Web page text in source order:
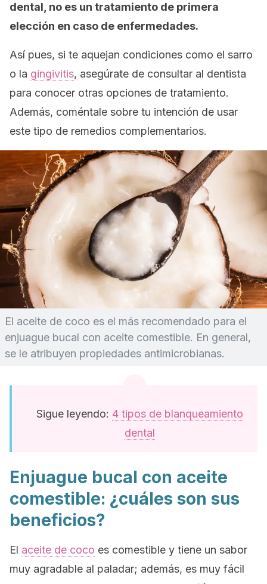
dental, no es un tratamiento de primera
elección en caso de enfermedades.
Así pues, si te aquejan condiciones como el sarro
o la gingivitis, asegúrate de consultar al dentista
para conocer otras opciones de tratamiento.
Además, coméntale sobre tu intención de usar
este tipo de remedios complementarios.
El aceite de coco es el más recomendado para el
enjuague bucal con aceite comestible. En general,
se le atribuyen propiedades antimicrobianas.
Sigue leyendo: 4 tipos de blanqueamiento
dental
Enjuague bucal con aceite
comestible: ¿cuáles son sus
beneficios?
El aceite de coco es comestible y tiene un sabor
muy agradable al paladar; además, es muy fácil